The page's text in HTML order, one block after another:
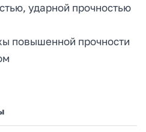
ударной прочностью
повышенной прочности